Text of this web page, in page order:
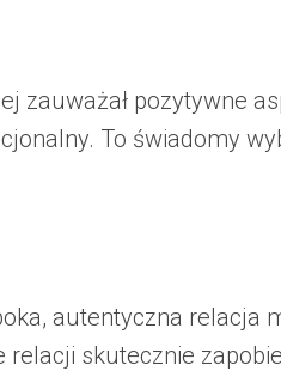
zauważał pozytywne
To świadomy
autentyczna relacja
skutecznie